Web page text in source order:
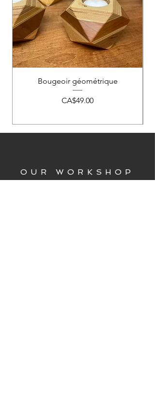
Bougeoir géométrique
Price
CA$49.00
OUR WORKSHOP